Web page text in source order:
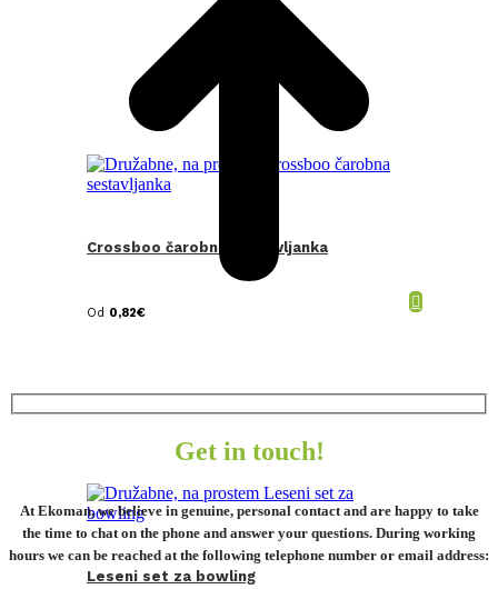
Crossboo čarobna sestavljanka
Od 0,82€
Leseni set za bowling
Get in touch!
At Ekoman, we believe in genuine, personal contact and are happy to take
the time to chat on the phone and answer your questions. During working
hours we can be reached at the following telephone number or email address: